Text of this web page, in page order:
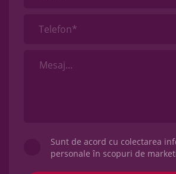
Telefon*
Sunt de acord cu colectarea
personale în scopuri de